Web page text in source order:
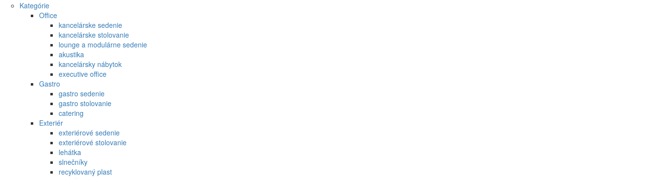
Kategórie
Office
kancelárske sedenie
kancelárske stolovanie
lounge a modulárne sedenie
akustika
kancelársky nábytok
executive office
Gastro
gastro sedenie
gastro stolovanie
catering
Exteriér
exteriérové sedenie
exteriérové stolovanie
lehátka
slnečníky
recyklovaný plast